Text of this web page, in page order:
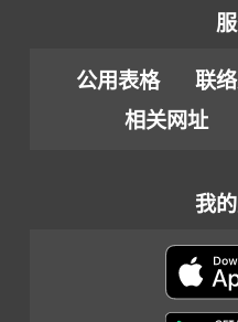
公用表格 联
相关网址
我